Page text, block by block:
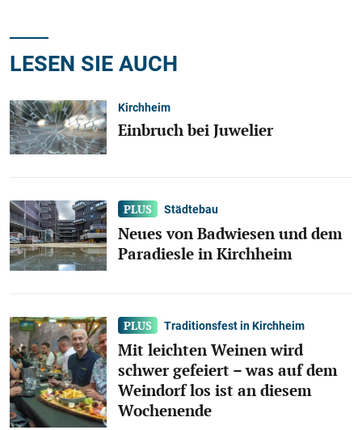
LESEN SIE AUCH
Kirchheim
Einbruch bei Juwelier
Städtebau
Neues von Badwiesen und dem
Paradiesle in Kirchheim
Traditionsfest in Kirchheim
Mit leichten Weinen wird
schwer gefeiert – was auf dem
Weindorf los ist an diesem
Wochenende